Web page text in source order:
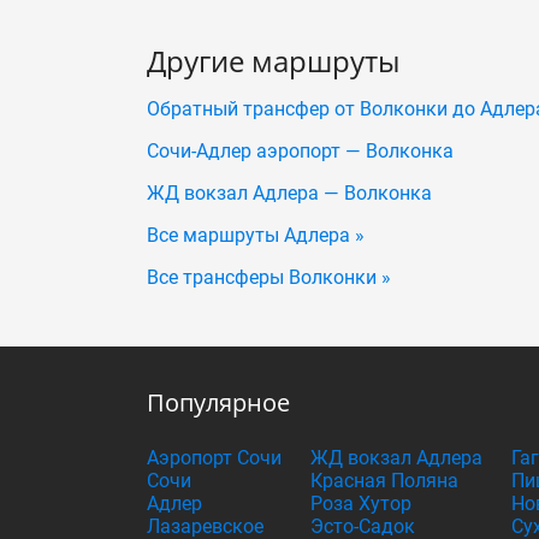
Другие маршруты
Обратный трансфер от Волконки до
Сочи-Адлер аэропорт — Волконка
ЖД вокзал Адлера — Волконка
Все маршруты Адлера »
Все трансферы Волконки »
Популярное
Аэропорт Сочи
Сочи
Адлер
Лазаревское
ЖД вокзал Адлера
Красная Поляна
Роза Хутор
Эсто-Садок